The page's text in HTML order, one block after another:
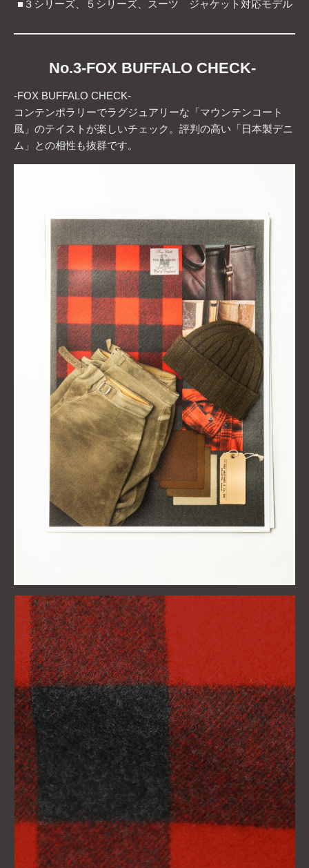
■３シリーズ、５シリーズ、スーツ ジャケット対応モデル
No.3-FOX BUFFALO CHECK-
-FOX BUFFALO CHECK-
コンテンポラリーでラグジュアリーな「マウンテンコート
風」のテイストが楽しいチェック。評判の高い「日本製デニ
ム」との相性も抜群です。